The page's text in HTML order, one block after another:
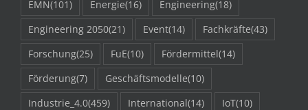
EMN(101) Energie(16) Engineering(18)
Engineering 2050(21) Event(14) Fachkräfte(43)
Forschung(25) FuE(10) Fördermittel(14)
Förderung(7) Geschäftsmodelle(10)
Industrie_4.0(459) International(14) IoT(10)